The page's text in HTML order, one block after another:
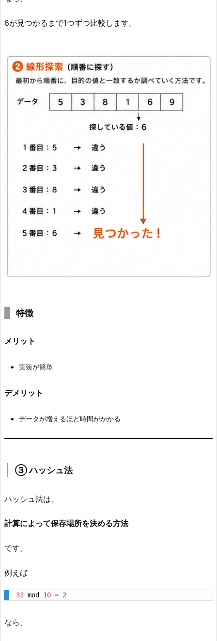
6が見つかるまで1つずつ比較します。
特徴
メリット
実装が簡単
デメリット
データが増えるほど時間がかかる
③ ハッシュ法
ハッシュ法は、
計算によって保存場所を決める方法
です。
例えば
32 mod 10 = 2
なら、